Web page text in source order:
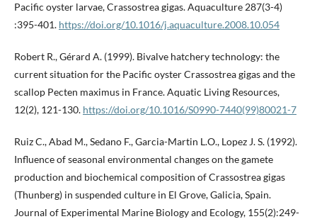
Pacific oyster larvae, Crassostrea gigas. Aquaculture 287(3-4)
:395-401. https://doi.org/10.1016/j.aquaculture.2008.10.054
Robert R., Gérard A. (1999). Bivalve hatchery technology: the
current situation for the Pacific oyster Crassostrea gigas and the
scallop Pecten maximus in France. Aquatic Living Resources,
12(2), 121-130. https://doi.org/10.1016/S0990-7440(99)80021-7
Ruiz C., Abad M., Sedano F., Garcia-Martin L.O., Lopez J. S. (1992).
Influence of seasonal environmental changes on the gamete
production and biochemical composition of Crassostrea gigas
(Thunberg) in suspended culture in El Grove, Galicia, Spain.
Journal of Experimental Marine Biology and Ecology, 155(2):249-